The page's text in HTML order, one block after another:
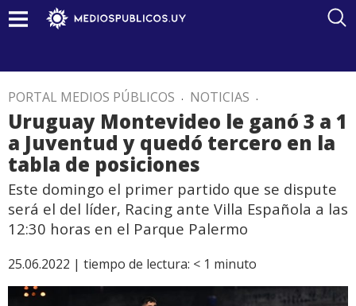
PORTAL MEDIOS PÚBLICOS . NOTICIAS .
Uruguay Montevideo le ganó 3 a 1
a Juventud y quedó tercero en la
tabla de posiciones
Este domingo el primer partido que se dispute
será el del líder, Racing ante Villa Española a las
12:30 horas en el Parque Palermo
25.06.2022 | tiempo de lectura: < 1 minuto